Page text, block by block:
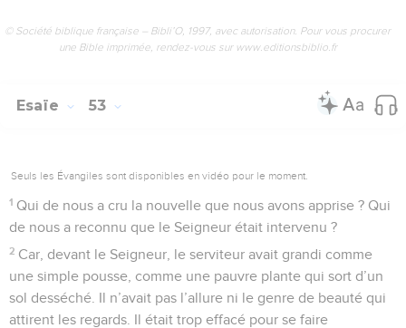
© Société biblique française – Bibli’O, 1997, avec autorisation. Pour vous procurer
une Bible imprimée, rendez-vous sur www.editionsbiblio.fr
Esaïe 53
Seuls les Évangiles sont disponibles en vidéo pour le moment.
1 Qui de nous a cru la nouvelle que nous avons apprise ? Qui
de nous a reconnu que le Seigneur était intervenu ?
2 Car, devant le Seigneur, le serviteur avait grandi comme
une simple pousse, comme une pauvre plante qui sort d’un
sol desséché. Il n’avait pas l’allure ni le genre de beauté qui
attirent les regards. Il était trop effacé pour se faire